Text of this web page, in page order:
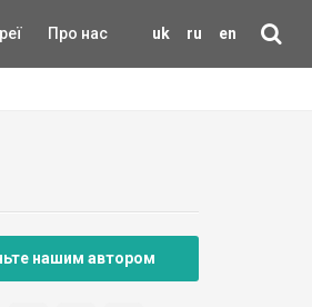
uk ru en
Про нас
нашим автором